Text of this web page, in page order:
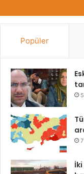
Popüler